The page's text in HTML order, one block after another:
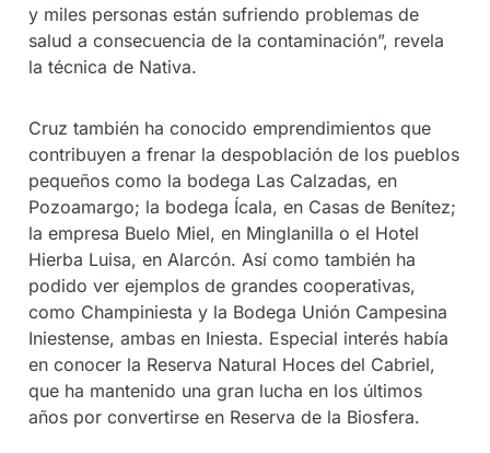
y miles personas están sufriendo problemas de
salud a consecuencia de la contaminación”, revela
la técnica de Nativa.
Cruz también ha conocido emprendimientos que
contribuyen a frenar la despoblación de los pueblos
pequeños como la bodega Las Calzadas, en
Pozoamargo; la bodega Ícala, en Casas de Benítez;
la empresa Buelo Miel, en Minglanilla o el Hotel
Hierba Luisa, en Alarcón. Así como también ha
podido ver ejemplos de grandes cooperativas,
como Champiniesta y la Bodega Unión Campesina
Iniestense, ambas en Iniesta. Especial interés había
en conocer la Reserva Natural Hoces del Cabriel,
que ha mantenido una gran lucha en los últimos
años por convertirse en Reserva de la Biosfera.